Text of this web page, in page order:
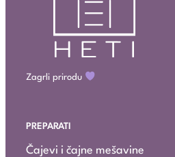
Zagrli prirodu
PREPARATI
Čajevi i čajne mešavine